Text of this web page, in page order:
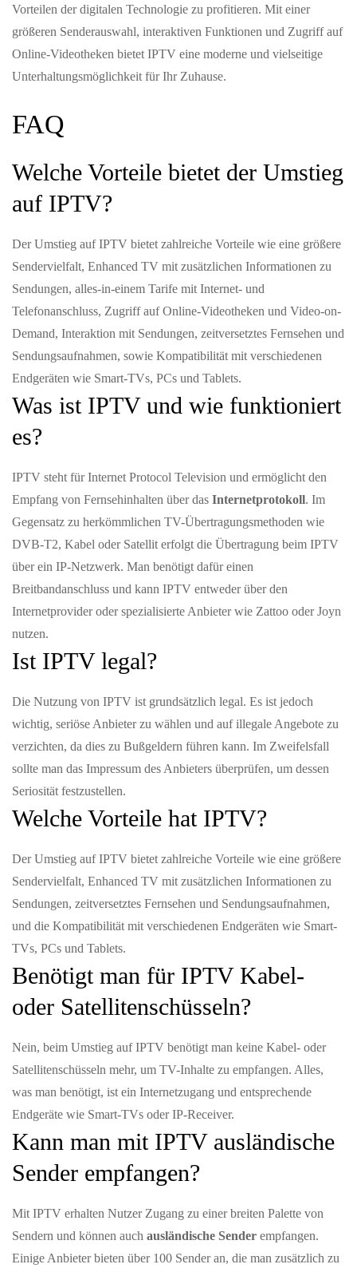
Vorteilen der digitalen Technologie zu profitieren. Mit einer
größeren Senderauswahl, interaktiven Funktionen und Zugriff auf
Online-Videotheken bietet IPTV eine moderne und vielseitige
Unterhaltungsmöglichkeit für Ihr Zuhause.
FAQ
Welche Vorteile bietet der Umstieg
auf IPTV?
Der Umstieg auf IPTV bietet zahlreiche Vorteile wie eine größere
Sendervielfalt, Enhanced TV mit zusätzlichen Informationen zu
Sendungen, alles-in-einem Tarife mit Internet- und
Telefonanschluss, Zugriff auf Online-Videotheken und Video-on-
Demand, Interaktion mit Sendungen, zeitversetztes Fernsehen und
Sendungsaufnahmen, sowie Kompatibilität mit verschiedenen
Endgeräten wie Smart-TVs, PCs und Tablets.
Was ist IPTV und wie funktioniert
es?
IPTV steht für Internet Protocol Television und ermöglicht den
Empfang von Fernsehinhalten über das Internetprotokoll. Im
Gegensatz zu herkömmlichen TV-Übertragungsmethoden wie
DVB-T2, Kabel oder Satellit erfolgt die Übertragung beim IPTV
über ein IP-Netzwerk. Man benötigt dafür einen
Breitbandanschluss und kann IPTV entweder über den
Internetprovider oder spezialisierte Anbieter wie Zattoo oder Joyn
nutzen.
Ist IPTV legal?
Die Nutzung von IPTV ist grundsätzlich legal. Es ist jedoch
wichtig, seriöse Anbieter zu wählen und auf illegale Angebote zu
verzichten, da dies zu Bußgeldern führen kann. Im Zweifelsfall
sollte man das Impressum des Anbieters überprüfen, um dessen
Seriosität festzustellen.
Welche Vorteile hat IPTV?
Der Umstieg auf IPTV bietet zahlreiche Vorteile wie eine größere
Sendervielfalt, Enhanced TV mit zusätzlichen Informationen zu
Sendungen, zeitversetztes Fernsehen und Sendungsaufnahmen,
und die Kompatibilität mit verschiedenen Endgeräten wie Smart-
TVs, PCs und Tablets.
Benötigt man für IPTV Kabel-
oder Satellitenschüsseln?
Nein, beim Umstieg auf IPTV benötigt man keine Kabel- oder
Satellitenschüsseln mehr, um TV-Inhalte zu empfangen. Alles,
was man benötigt, ist ein Internetzugang und entsprechende
Endgeräte wie Smart-TVs oder IP-Receiver.
Kann man mit IPTV ausländische
Sender empfangen?
Mit IPTV erhalten Nutzer Zugang zu einer breiten Palette von
Sendern und können auch ausländische Sender empfangen.
Einige Anbieter bieten über 100 Sender an, die man zusätzlich zu